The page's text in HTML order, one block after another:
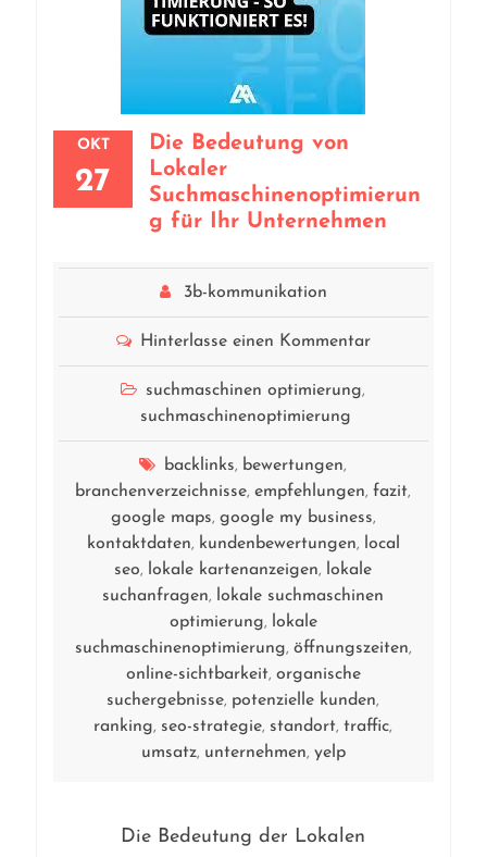
OKT
27
Die Bedeutung von
Lokaler
Suchmaschinenoptimierun
g für Ihr Unternehmen
3b-kommunikation
Hinterlasse einen Kommentar
suchmaschinen optimierung,
suchmaschinenoptimierung
backlinks, bewertungen,
branchenverzeichnisse,empfehlungen,fazit,
google maps, google my business,
kontaktdaten, kundenbewertungen, local
seo, lokale kartenanzeigen, lokale
suchanfragen, lokale suchmaschinen
optimierung, lokale
suchmaschinenoptimierung, öffnungszeiten,
online-sichtbarkeit, organische
suchergebnisse, potenzielle kunden,
ranking, seo-strategie, standort,traffic,
umsatz, unternehmen, yelp
Die Bedeutung der Lokalen